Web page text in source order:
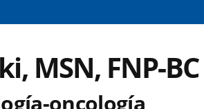
MSN, FNP-BC
oncología